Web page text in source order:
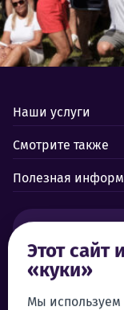
Этот сайт
«куки»
Мы
Наши услуги
Смотрите также
Полезная
Центр